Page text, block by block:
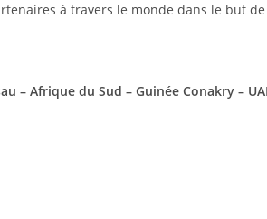
à travers le monde dans le but
– Afrique du Sud – Guinée Conakry –